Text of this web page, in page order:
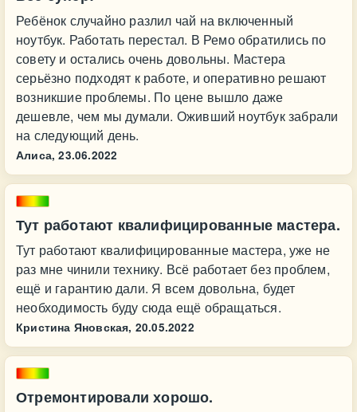
Ребёнок случайно разлил чай на включенный
ноутбук. Работать перестал. В Ремо обратились по
совету и остались очень довольны. Мастера
серьёзно подходят к работе, и оперативно решают
возникшие проблемы. По цене вышло даже
дешевле, чем мы думали. Оживший ноутбук забрали
на следующий день.
Алиса, 23.06.2022
Тут работают квалифицированные мастера.
Тут работают квалифицированные мастера, уже не
раз мне чинили технику. Всё работает без проблем,
ещё и гарантию дали. Я всем довольна, будет
необходимость буду сюда ещё обращаться.
Кристина Яновская, 20.05.2022
Отремонтировали хорошо.